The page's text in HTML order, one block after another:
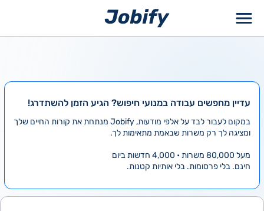
עדיין מחפשים עבודה במנועי חיפוש? הגיע הזמן להשתדרג!
במקום לעבור לבד על אלפי מודעות, Jobify מנתחת את קורות החיים שלך
ומציגה לך רק משרות שבאמת מתאימות לך.
מעל 80,000 משרות • 4,000 חדשות ביום
חינם. בלי פרסומות. בלי אותיות קטנות.